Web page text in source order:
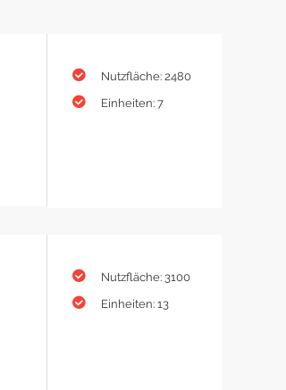
Nutzfläche: 2480
Einheiten: 7
Nutzfläche: 3100
Einheiten: 13